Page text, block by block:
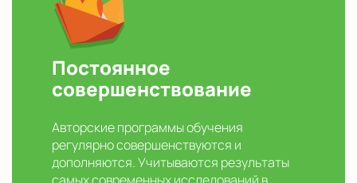
Постоянное
совершенствование
Авторские программы обучения
регулярно совершенствуются и
дополняются. Учитываются результаты